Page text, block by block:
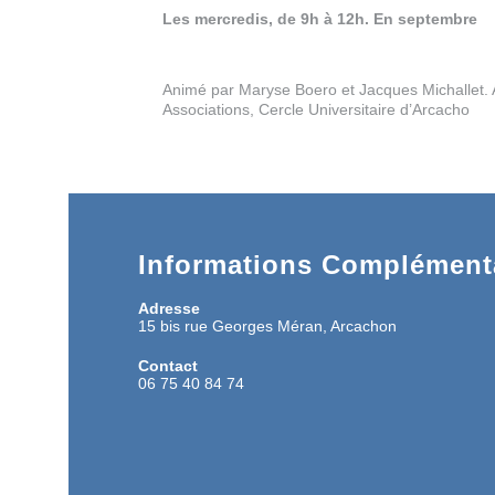
Les mercredis, de 9h à 12h. En septembre
Animé par Maryse Boero et Jacques Michallet.
Associations, Cercle Universitaire d’Arcacho
Informations
Adresse
15 bis rue Georges Méran, Arcachon
Contact
06 75 40 84 74